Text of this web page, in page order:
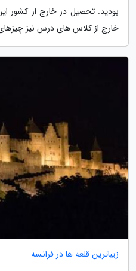
بودید. تحصیل در خارج از کشور
خارج از کلاس های درس نیز چیزهای
زیباترین قلعه ها در فرانسه